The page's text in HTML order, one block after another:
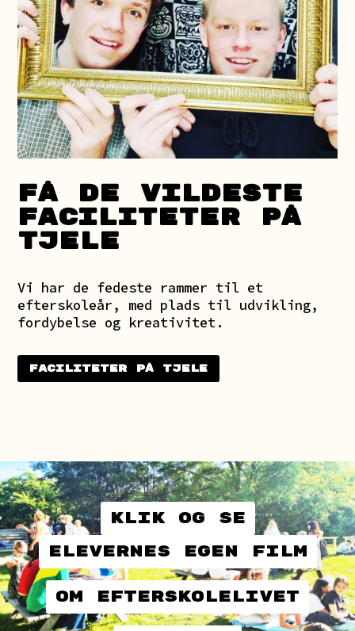
FÅ DE VILDESTE
FACILITETER PÅ
TJELE
Vi har de fedeste rammer til et
efterskoleår, med plads til udvikling,
fordybelse og kreativitet.
Faciliteter på Tjele
KLIK OG SE
elevernes egen film
om efterskolelivet